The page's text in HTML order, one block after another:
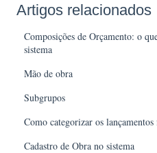
Artigos relacionados
Composições de Orçamento: o
sistema
Mão de obra
Subgrupos
Como categorizar os lançamentos
Cadastro de Obra no sistema